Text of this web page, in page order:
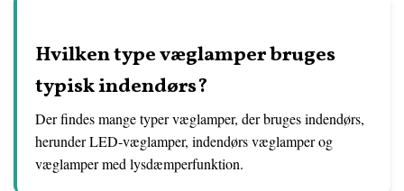
Hvilken type væglamper bruges
typisk indendørs?
Der findes mange typer væglamper, der bruges indendørs,
herunder LED-væglamper, indendørs væglamper og
væglamper med lysdæmperfunktion.